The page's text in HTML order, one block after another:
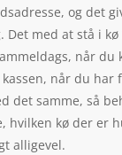
og det
Det med at stå i
når du
når du har
det samme, så
hvilken kø der er
alligevel.